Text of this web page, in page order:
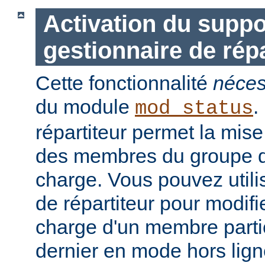
Activation du
gestionnaire de
Cette fonctionnalité
du module mod_status.
répartiteur permet la
des membres du groupe
charge. Vous pouvez
de répartiteur pour
charge d'un membre
dernier en mode hors